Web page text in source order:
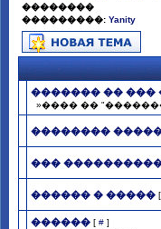
��������
���������: Yanity
������� �� ���
»���� ��
��������
���
������ � ����� [
������ [ # ]